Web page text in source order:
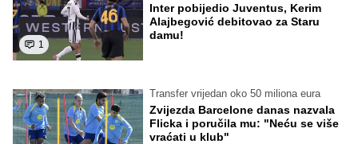
1
Inter pobijedio Juventus, Kerim
Alajbegović debitovao za Staru
damu!
Transfer vrijedan oko 50 miliona eura
Zvijezda Barcelone danas nazvala
Flicka i poručila mu: "Neću se više
vraćati u klub"